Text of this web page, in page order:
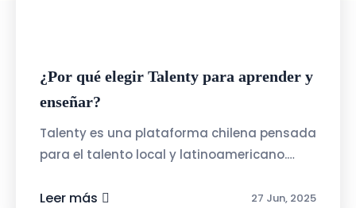
¿Por qué elegir Talenty para aprender y
enseñar?
Talenty es una plataforma chilena pensada
para el talento local y latinoamericano.
amigable: pensada para personas ...
Leer más 27 Jun, 2025